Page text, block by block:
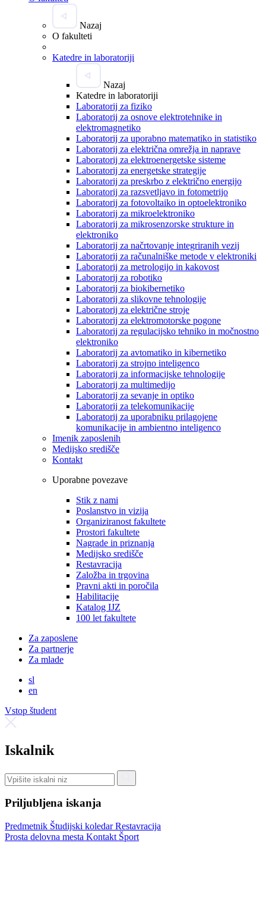
Nazaj
O fakulteti
Katedre in laboratoriji
Nazaj
Katedre in laboratoriji
Laboratorij za fiziko
Laboratorij za osnove elektrotehnike in
elektromagnetiko
Laboratorij za uporabno matematiko in statistiko
Laboratorij za električna omrežja in naprave
Laboratorij za elektroenergetske sisteme
Laboratorij za energetske strategije
Laboratorij za preskrbo z električno energijo
Laboratorij za razsvetljavo in fotometrijo
Laboratorij za fotovoltaiko in optoelektroniko
Laboratorij za mikroelektroniko
Laboratorij za mikrosenzorske strukture in
elektroniko
Laboratorij za načrtovanje integriranih vezij
Laboratorij za računalniške metode v elektroniki
Laboratorij za metrologijo in kakovost
Laboratorij za robotiko
Laboratorij za biokibernetiko
Laboratorij za slikovne tehnologije
Laboratorij za električne stroje
Laboratorij za elektromotorske pogone
Laboratorij za regulacijsko tehniko in močnostno
elektroniko
Laboratorij za avtomatiko in kibernetiko
Laboratorij za strojno inteligenco
Laboratorij za informacijske tehnologije
Laboratorij za multimedijo
Laboratorij za sevanje in optiko
Laboratorij za telekomunikacije
Laboratorij za uporabniku prilagojene
komunikacije in ambientno inteligenco
Imenik zaposlenih
Medijsko središče
Kontakt
Uporabne povezave
Stik z nami
Poslanstvo in vizija
Organiziranost fakultete
Prostori fakultete
Nagrade in priznanja
Medijsko središče
Restavracija
Založba in trgovina
Pravni akti in poročila
Habilitacije
Katalog IJZ
100 let fakultete
Za zaposlene
Za partnerje
Za mlade
sl
en
Vstop študent
Iskalnik
Priljubljena iskanja
Predmetnik Študijski koledarRestavracija
Prosta delovna mesta Kontakt Šport